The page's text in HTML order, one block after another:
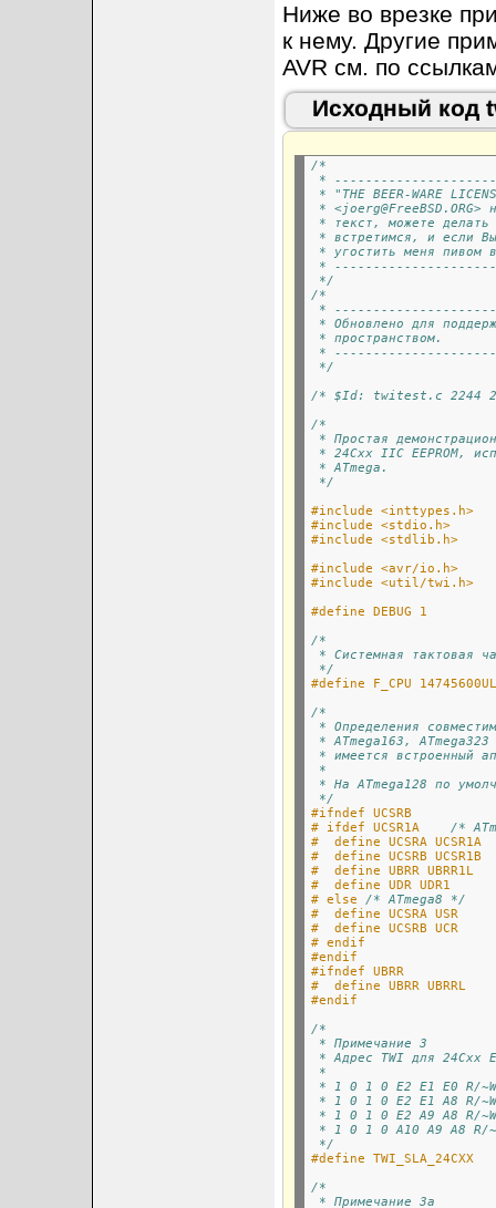
Ниже во врезке
к нему. Другие
AVR см. по
Исходный код
/*
*
* "THE BEER-WARE
*
* текст, можете делать
* встретимся, и если
* угостить меня пивом
*
*/
/*
*
* Обновлено для
* пространством.
*
*/
/* $Id: twitest.c 2244
/*
* Простая
* 24Cxx IІC EEPROM,
* ATmega.
*/
#include <inttypes.h>
#include <stdio.h>
#include <stdlib.h>
#include <avr/io.h>
#include <util/
#define DEBUG 1
/*
* Системная тактовая
*/
#define F_CPU
/*
* Определения
* ATmega163,
* имеется встроенный
*
* На ATmega128 по
*/
#ifndef UCSRB
# ifdef UCSR1A /*
#  define UCSRA UCSR1A
#  define UCSRB UCSR1B
#  define UBRR UBRR1L
#  define UDR UDR1
# else /* ATmega8 */
#  define UCSRA USR
#  define UCSRB UCR
# endif
#endif
#ifndef UBRR
#  define UBRR UBRRL
#endif
/*
* Примечание 3
* Адрес TWI для 24Cxx
*
* 1 0 1 0 E2 E1 E0 R/
* 1 0 1 0 E2 E1 A8 R/
* 1 0 1 0 E2 A9 A8 R/
* 1 0 1 0 A10 A9 A8 R/
*/
#define
/*
* Примечание 3a